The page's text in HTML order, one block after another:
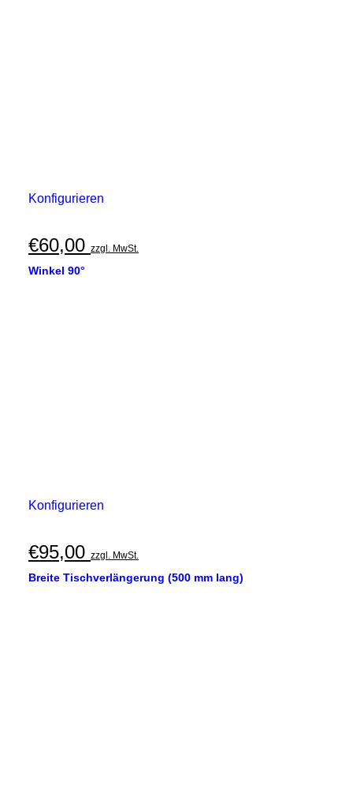
Konfigurieren
€60,00 zzgl. MwSt.
Winkel 90°
Konfigurieren
€95,00 zzgl. MwSt.
Breite Tischverlängerung (500 mm lang)